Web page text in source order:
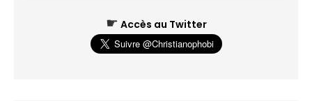
☛ Accès au Twitter